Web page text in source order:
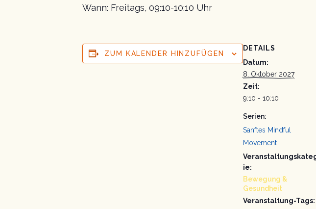
Wann: Freitags, 09:10-10:10 Uhr
ZUM KALENDER HINZUFÜGEN
DETAILS
Datum:
8. Oktober 2027
Zeit:
9:10 - 10:10
Serien:
Sanftes Mindful
Movement
ie:
Bewegung &
Gesundheit
Veranstaltung-Tags: